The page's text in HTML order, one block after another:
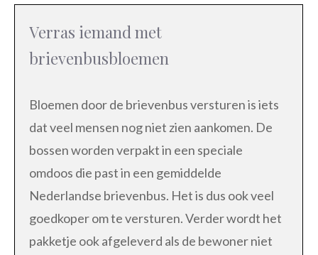
Verras iemand met
brievenbusbloemen
Bloemen door de brievenbus versturen is iets
dat veel mensen nog niet zien aankomen. De
bossen worden verpakt in een speciale
omdoos die past in een gemiddelde
Nederlandse brievenbus. Het is dus ook veel
goedkoper om te versturen. Verder wordt het
pakketje ook afgeleverd als de bewoner niet